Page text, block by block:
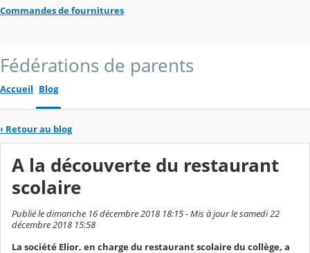
Commandes de fournitures
Fédérations de parents
Accueil Blog
‹ Retour au blog
A la découverte du restaurant
scolaire
Publié le dimanche 16 décembre 2018 18:15 - Mis à jour le samedi 22
décembre 2018 15:58
La société Elior, en charge du restaurant scolaire du collège, a